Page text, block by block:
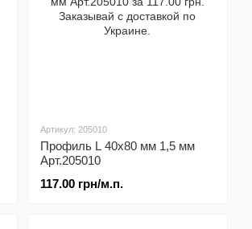
Артикул: 205010
Профиль L 40х80 мм 1,5 мм
Арт.205010
117.00 грн/м.п.